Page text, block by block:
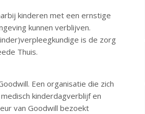
kinderen met een ernstige
kunnen verblijven.
is de zorg
Thuis.
Een organisatie die zich
kinderdagverblijf en
van Goodwill bezoekt